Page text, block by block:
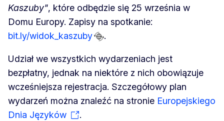
Kaszuby", które odbędzie się 25 września w
Domu Europy. Zapisy na spotkanie:
bit.ly/widok_kaszuby
.
Udział we wszystkich wydarzeniach jest
bezpłatny, jednak na niektóre z nich obowiązuje
wcześniejsza rejestracja. Szczegółowy plan
wydarzeń można znaleźć na stronie Europejskiego
Dnia Języków
.